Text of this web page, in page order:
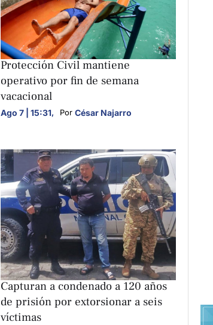
NACIONALES
Protección Civil mantiene
operativo por fin de semana
vacacional
Ago 7 | 15:31, Por César Najarro
NACIONALES
Capturan a condenado a 120 años
de prisión por extorsionar a seis
víctimas